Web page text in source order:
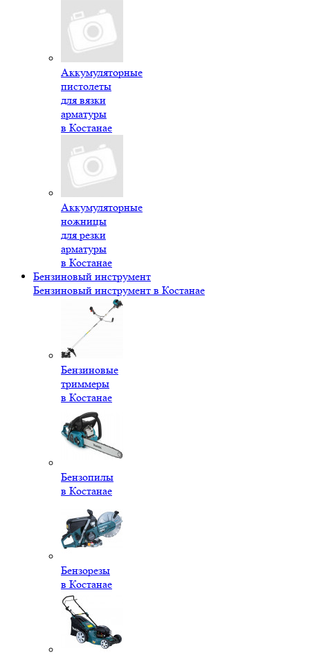
Аккумуляторные
пистолеты
для вязки
арматуры
в Костанае
Аккумуляторные
ножницы
для резки
арматуры
в Костанае
Бензиновый инструмент
Бензиновый инструмент в Костанае
Бензиновые
триммеры
в Костанае
Бензопилы
в Костанае
Бензорезы
в Костанае